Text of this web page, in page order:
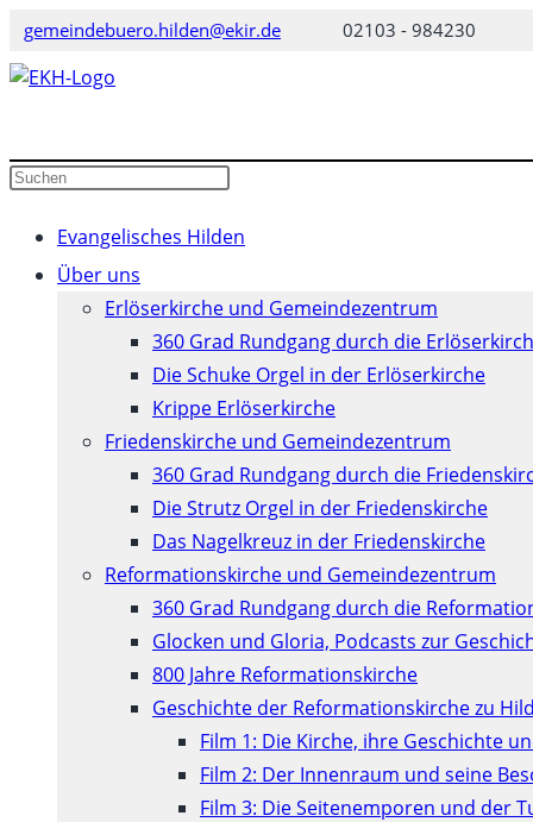
Zum
springen
gemeindebuero.hilden@ekir.de 02103 - 984230
Diese
durchsuchen
Press
to
search
panel.
Evangelisches Hilden
Über uns
Erlöserkirche und Gemeindezentrum
360 Grad Rundgang durch die
Die Schuke Orgel in der Erlöserkirche
Krippe Erlöserkirche
Friedenskirche und Gemeindezentrum
360 Grad Rundgang durch die
Die Strutz Orgel in der Friedenskirche
Das Nagelkreuz in der Friedenskirche
Reformationskirche und Gemeindezentrum
360 Grad Rundgang durch die
Glocken und Gloria, Podcasts zur
800 Jahre Reformationskirche
Geschichte der Reformationskirche zu
Film 1: Die Kirche, ihre Geschichte
Film 2: Der Innenraum und seine
Film 3: Die Seitenemporen und der